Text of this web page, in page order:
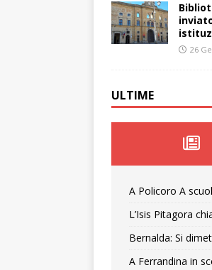
26
ULTIME
A Policoro A
L’Isis Pitagora
Bernalda: Si
A Ferrandina in